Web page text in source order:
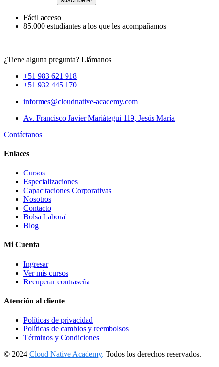
Fácil acceso
85.000 estudiantes a los que les acompañamos
¿Tiene alguna pregunta? Llámanos
+51 983 621 918
+51 932 445 170
informes@cloudnative-academy.com
Av. Francisco Javier Mariátegui 119, Jesús María
Contáctanos
Enlaces
Cursos
Especializaciones
Capacitaciones Corporativas
Nosotros
Contacto
Bolsa Laboral
Blog
Mi Cuenta
Ingresar
Ver mis cursos
Recuperar contraseña
Atención al cliente
Políticas de privacidad
Políticas de cambios y reembolsos
Términos y Condiciones
© 2024 Cloud Native Academy. Todos los derechos reservados.